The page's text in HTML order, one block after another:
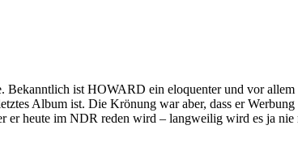
Bekanntlich ist HOWARD ein eloquenter und vor
Album ist. Die Krönung war aber, dass er
er heute im NDR reden wird – langweilig wird es ja